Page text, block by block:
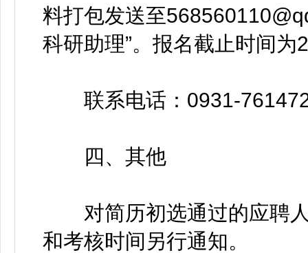
料打包发送至
科研助理”。报名截止时间
联系电话：0931-
四、其他
对简历初选通过的应聘人
和考核时间另行通知。